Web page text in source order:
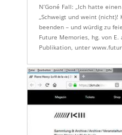
N’Goné Fall: „Ich hatte
„Schweigt und weint
beenden – und würdig zu
Future Memories, hg. von
Publikation, unter